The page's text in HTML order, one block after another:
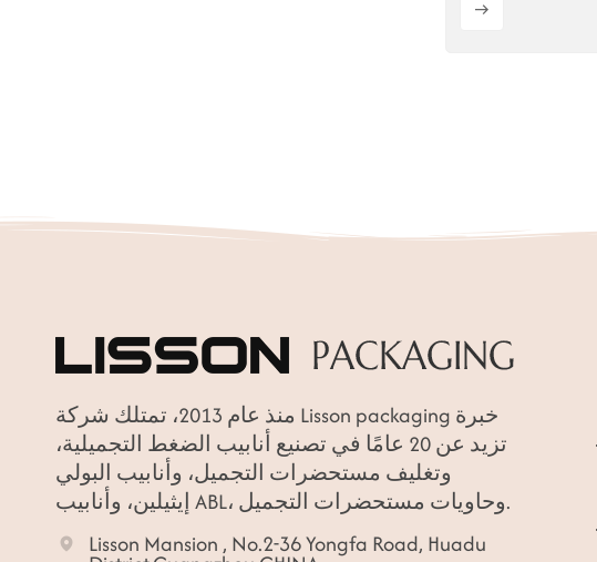
منذ عام 2013، تمتلك شركة Lisson packaging خبرة
تزيد عن 20 عامًا في تصنيع أنابيب الضغط التجميلية،
وتغليف مستحضرات التجميل، وأنابيب البولي
إيثيلين، وأنابيب ABL، وحاويات مستحضرات التجميل.
Lisson Mansion , No.2-36 Yongfa Road, Huadu